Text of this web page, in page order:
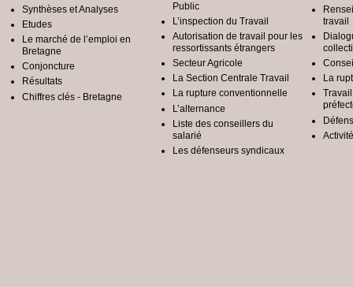
Synthèses et Analyses
Etudes
Le marché de l’emploi en
Bretagne
Conjoncture
Résultats
Chiffres clés - Bretagne
Public
L’inspection du Travail
Autorisation de travail pour les
ressortissants étrangers
Secteur Agricole
La Section Centrale Travail
La rupture conventionnelle
L’alternance
Liste des conseillers du
salarié
Les défenseurs syndicaux
travail
La